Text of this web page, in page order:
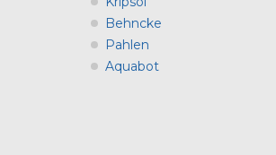
Behncke
Pahlen
Aquabot